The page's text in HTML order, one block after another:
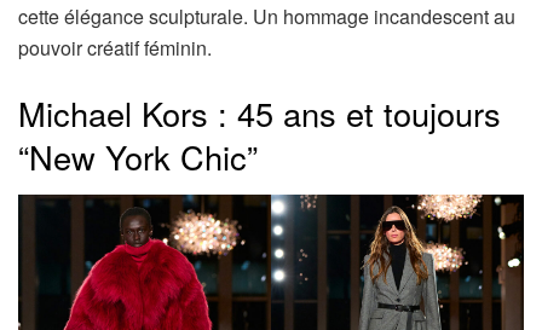
cette élégance sculpturale. Un hommage incandescent au
pouvoir créatif féminin.
Michael Kors : 45 ans et toujours
“New York Chic”